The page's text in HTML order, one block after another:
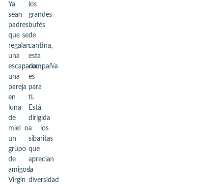
Ya
sean
padres
que se
regalan
una
escapada,
una
pareja
en
luna
de
miel o
un
grupo
de
amigos,
Virgin
los
grandes
bufés
de
cantina,
esta
compañía
es
para
ti.
Está
dirigida
a los
sibaritas
que
aprecian
la
diversidad